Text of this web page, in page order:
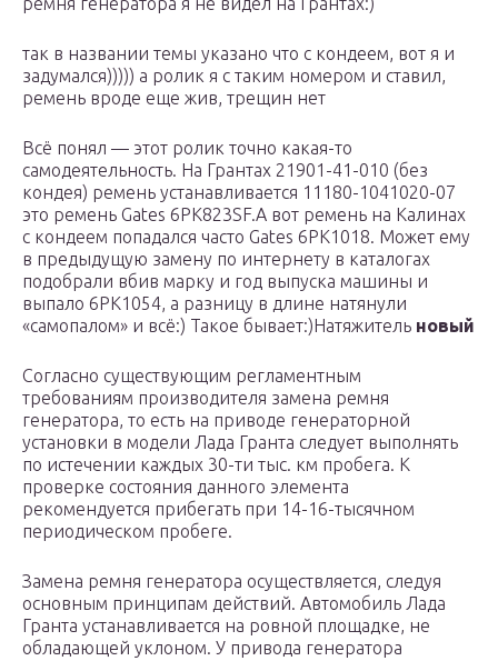
так в названии темы указано что с кондеем, вот я и
задумался))))) а ролик я с таким номером и ставил,
ремень вроде еще жив, трещин нет
Всё понял — этот ролик точно какая-то
самодеятельность. На Грантах 21901-41-010 (без
кондея) ремень устанавливается 11180-1041020-07
это ремень Gates 6PK823SF.А вот ремень на Калинах
с кондеем попадался часто Gates 6PK1018. Может ему
в предыдущую замену по интернету в каталогах
подобрали вбив марку и год выпуска машины и
выпало 6PK1054, а разницу в длине натянули
«самопалом» и всё:) Такое бывает:)Натяжитель новый
Согласно существующим регламентным
требованиям производителя замена ремня
генератора, то есть на приводе генераторной
установки в модели Лада Гранта следует выполнять
по истечении каждых 30-ти тыс. км пробега. К
проверке состояния данного элемента
рекомендуется прибегать при 14-16-тысячном
периодическом пробеге.
Замена ремня генератора осуществляется, следуя
основным принципам действий. Автомобиль Лада
Гранта устанавливается на ровной площадке, не
обладающей уклоном. У привода генератора